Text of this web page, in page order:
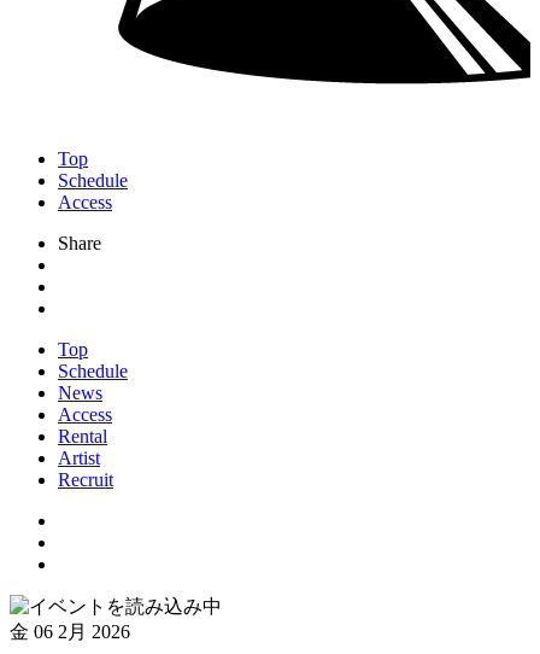
Top
Schedule
Access
Share
Top
Schedule
News
Access
Rental
Artist
Recruit
金 06 2月 2026